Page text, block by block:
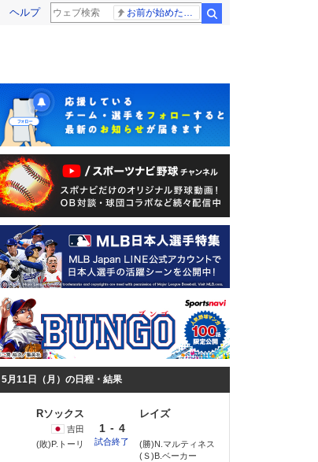
ヘルプ
5月11日（月）の日程・結果
Rソックス
吉田
(敗)P.トーリ
1 - 4
試合終了
レイズ
(勝)N.マルティネス
(Ｓ)B.ベーカー